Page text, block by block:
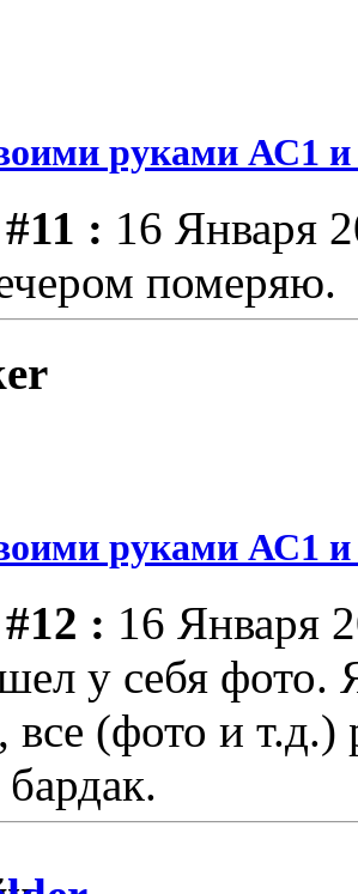
руками АС1 и
: 16 Января
померяю.
руками АС1 и
: 16 Января
у себя фото.
все (фото и